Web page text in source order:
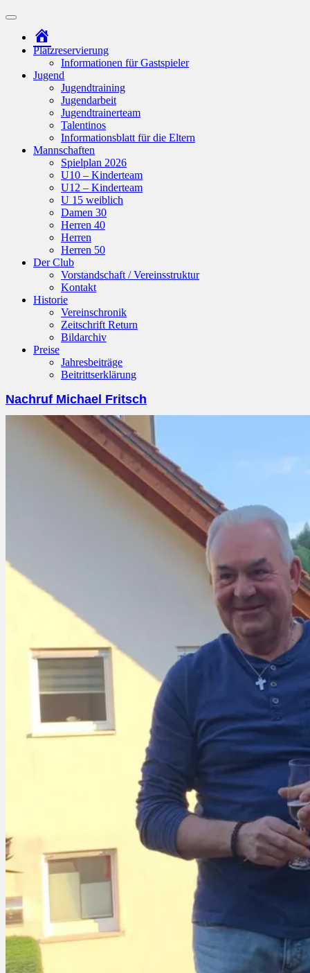
Suchfeld
ein-/ausblenden
Platzreservierung
Informationen für Gastspieler
Jugend
Jugendtraining
Jugendarbeit
Jugendtrainerteam
Talentinos
Informationsblatt für die Eltern
Mannschaften
Spielplan 2026
U10 – Kinderteam
U12 – Kinderteam
U 15 weiblich
Damen 30
Herren 40
Herren
Herren 50
Der Club
Vorstandschaft / Vereinsstruktur
Kontakt
Historie
Vereinschronik
Zeitschrift Return
Bildarchiv
Preise
Jahresbeiträge
Beitrittserklärung
Nachruf Michael Fritsch